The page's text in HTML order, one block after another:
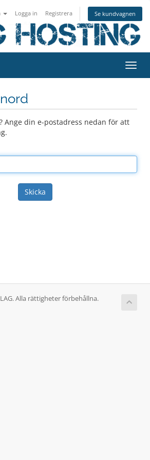
Logga in Registrera Se kundvagnen
Växla
Ange din e-postadress nedan för att
Skicka
Alla rättigheter förbehållna.